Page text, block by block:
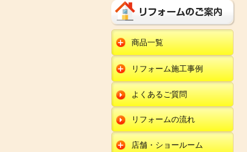
商品一覧
水回りリフォーム
キッチンリフォーム
ユニットバスリフォー
ム
トイレリフォーム
洗面化粧台リフォー
ム
オール電化
オール電化セット
エコキュート
給湯器
エクステリア
外壁塗装
リフォーム施工事例
キッチン
ユニットバス
トイレ
洗面化粧台
よくあるご質問
リフォームの流れ
店舗・ショールーム